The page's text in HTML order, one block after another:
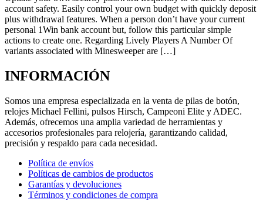
account safety. Easily control your own budget with quickly deposit
plus withdrawal features. When a person don’t have your current
personal 1Win bank account but, follow this particular simple
actions to create one. Regarding Lively Players A Number Of
variants associated with Minesweeper are […]
INFORMACIÓN
Somos una empresa especializada en la venta de pilas de botón,
relojes Michael Fellini, pulsos Hirsch, Campeoni Elite y ADEC.
Además, ofrecemos una amplia variedad de herramientas y
accesorios profesionales para relojería, garantizando calidad,
precisión y respaldo para cada necesidad.
Política de envíos
Políticas de cambios de productos
Garantías y devoluciones
Términos y condiciones de compra